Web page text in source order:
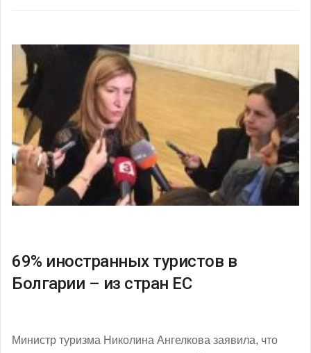
69% иностранных туристов в
Болгарии – из стран ЕС
Министр туризма Николина Ангелкова заявила, что